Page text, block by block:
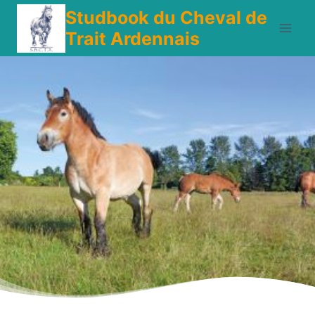
Aller
contenu
Studbook du Cheval de
Trait Ardennais